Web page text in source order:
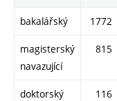
bakalářský 1772
magisterský
navazující
815
doktorský 116